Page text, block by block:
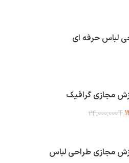
لباس حرفه ای
مجازی گرافیک
24,000,000T
مجازی طراحی لباس